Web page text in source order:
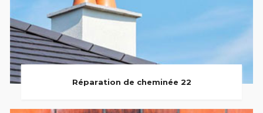
Réparation de cheminée 22